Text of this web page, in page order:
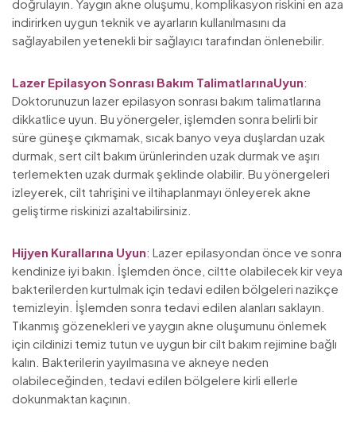
doğrulayın. Yaygın akne oluşumu, komplikasyon riskini en aza
indirirken uygun teknik ve ayarların kullanılmasını da
sağlayabilen yetenekli bir sağlayıcı tarafından önlenebilir.
Lazer Epilasyon Sonrası Bakım TalimatlarınaUyun:
Doktorunuzun lazer epilasyon sonrası bakım talimatlarına
dikkatlice uyun. Bu yönergeler, işlemden sonra belirli bir
süre güneşe çıkmamak, sıcak banyo veya duşlardan uzak
durmak, sert cilt bakım ürünlerinden uzak durmak ve aşırı
terlemekten uzak durmak şeklinde olabilir. Bu yönergeleri
izleyerek, cilt tahrişini ve iltihaplanmayı önleyerek akne
geliştirme riskinizi azaltabilirsiniz.
Hijyen Kurallarına Uyun: Lazer epilasyondan önce ve sonra
kendinize iyi bakın. İşlemden önce, ciltte olabilecek kir veya
bakterilerden kurtulmak için tedavi edilen bölgeleri nazikçe
temizleyin. İşlemden sonra tedavi edilen alanları saklayın.
Tıkanmış gözenekleri ve yaygın akne oluşumunu önlemek
için cildinizi temiz tutun ve uygun bir cilt bakım rejimine bağlı
kalın. Bakterilerin yayılmasına ve akneye neden
olabileceğinden, tedavi edilen bölgelere kirli ellerle
dokunmaktan kaçının.